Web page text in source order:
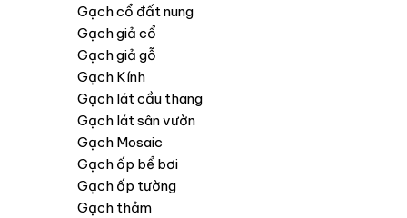
Gạch cổ đất nung
Gạch giả cổ
Gạch giả gỗ
Gạch Kính
Gạch lát cầu thang
Gạch lát sân vườn
Gạch Mosaic
Gạch ốp bể bơi
Gạch ốp tường
Gạch thảm